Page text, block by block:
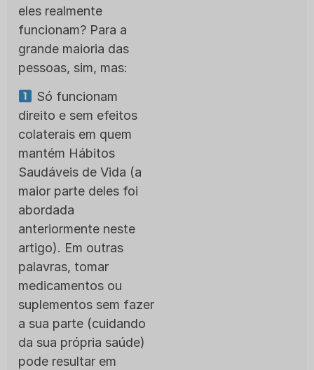
eles realmente
funcionam? Para a
grande maioria das
pessoas, sim, mas:
Só funcionam
direito e sem efeitos
colaterais em quem
mantém Hábitos
Saudáveis de Vida (a
maior parte deles foi
abordada
anteriormente neste
artigo). Em outras
palavras, tomar
medicamentos ou
suplementos sem fazer
a sua parte (cuidando
da sua própria saúde)
pode resultar em